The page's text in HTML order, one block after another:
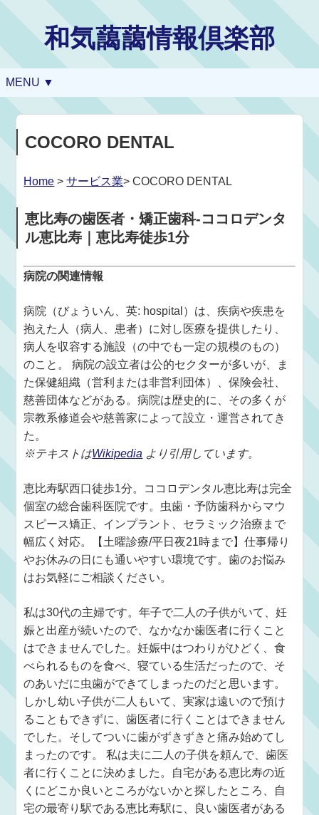
和気藹藹情報倶楽部
MENU ▼
COCORO DENTAL
Home >サービス業> COCORO DENTAL
恵比寿の歯医者・矯正歯科-ココロデンタ
ル恵比寿｜恵比寿徒歩1分
病院の関連情報
病院（びょういん、英: hospital）は、疾病や疾患を
抱えた人（病人、患者）に対し医療を提供したり、
病人を収容する施設（の中でも一定の規模のもの）
のこと。 病院の設立者は公的セクターが多いが、ま
た保健組織（営利または非営利団体）、保険会社、
慈善団体などがある。病院は歴史的に、その多くが
宗教系修道会や慈善家によって設立・運営されてき
た。
※テキストはWikipedia より引用しています。
恵比寿駅西口徒歩1分。ココロデンタル恵比寿は完全
個室の総合歯科医院です。虫歯・予防歯科からマウ
スピース矯正、インプラント、セラミック治療まで
幅広く対応。【土曜診療/平日夜21時まで】仕事帰り
やお休みの日にも通いやすい環境です。歯のお悩み
はお気軽にご相談ください。
私は30代の主婦です。年子で二人の子供がいて、妊
娠と出産が続いたので、なかなか歯医者に行くこと
はできませんでした。妊娠中はつわりがひどく、食
べられるものを食べ、寝ている生活だったので、そ
のあいだに虫歯ができてしまったのだと思います。
しかし幼い子供が二人もいて、実家は遠いので預け
ることもできずに、歯医者に行くことはできません
でした。そしてついに歯がずきずきと痛み始めてし
まったのです。 私は夫に二人の子供を頼んで、歯医
者に行くことに決めました。自宅がある恵比寿の近
くにどこか良いところがないかと探したところ、自
宅の最寄り駅である恵比寿駅に、良い歯医者がある